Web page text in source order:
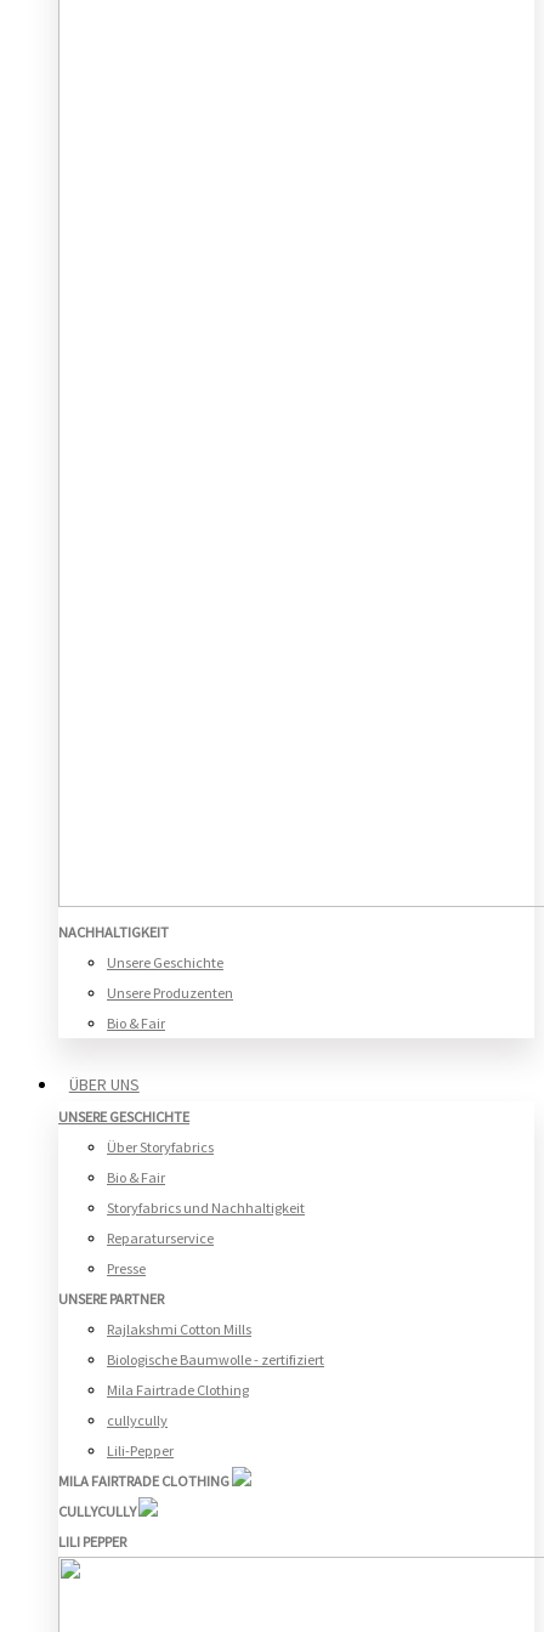
NACHHALTIGKEIT
Unsere Geschichte
Unsere Produzenten
Bio & Fair
ÜBER UNS
UNSERE GESCHICHTE
Über Storyfabrics
Bio & Fair
Storyfabrics und Nachhaltigkeit
Reparaturservice
Presse
UNSERE PARTNER
Rajlakshmi Cotton Mills
Biologische Baumwolle - zertifiziert
Mila Fairtrade Clothing
cullycully
Lili-Pepper
MILA FAIRTRADE CLOTHING
CULLYCULLY
LILI PEPPER